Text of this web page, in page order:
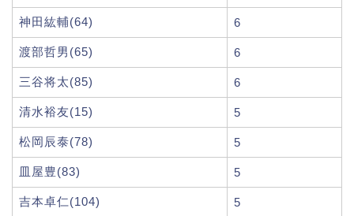
神田紘輔(64) 6
渡部哲男(65) 6
三谷将太(85) 6
清水裕友(15) 5
松岡辰泰(78) 5
皿屋豊(83) 5
吉本卓仁(104) 5